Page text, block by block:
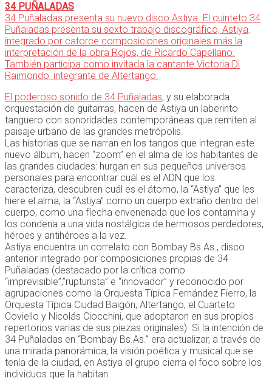
34 PUÑALADAS
34 Puñaladas presenta su nuevo disco Astiya. El quinteto 34
Puñaladas presenta su sexto trabajo discográfico, Astiya,
integrado por catorce composiciones originales más la
interpretación de la obra Rojos, de Ricardo Capellano.
También participa como invitada la cantante Victoria Di
Raimondo, integrante de Altertango.
El poderoso sonido de 34 Puñaladas, y su elaborada
orquestación de guitarras, hacen de Astiya un laberinto
tanguero con sonoridades contemporáneas que remiten al
paisaje urbano de las grandes metrópolis.
Las historias que se narran en los tangos que integran este
nuevo álbum, hacen “zoom” en el alma de los habitantes de
las grandes ciudades: hurgan en sus pequeños universos
personales para encontrar cuál es el ADN que los
caracteriza, descubren cuál es el átomo, la “Astiya” que les
hiere el alma, la “Astiya” como un cuerpo extraño dentro del
cuerpo, como una flecha envenenada que los contamina y
los condena a una vida nostálgica de hermosos perdedores,
héroes y antihéroes a la vez.
Astiya encuentra un correlato con Bombay Bs.As., disco
anterior integrado por composiciones propias de 34
Puñaladas (destacado por la crítica como
“imprevisible”,”rupturista” e “innovador” y reconocido por
agrupaciones como la Orquesta Típica Fernández Fierro, la
Orquesta Típica Ciudad Baigón, Altertango, el Cuarteto
Coviello y Nicolás Ciocchini, que adoptaron en sus propios
repertorios varias de sus piezas originales). Si la intención de
34 Puñaladas en “Bombay Bs.As.” era actualizar, a través de
una mirada panorámica, la visión poética y musical que se
tenía de la ciudad, en Astiya el grupo cierra el foco sobre los
individuos que la habitan.